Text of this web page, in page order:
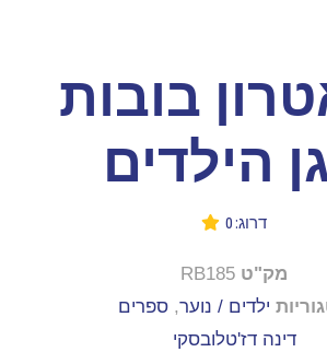
בובות
הילדים
דרוג: 0
מק"ט RB185
ילדים / נוער, ספרים
דינה דז'טלובסקי